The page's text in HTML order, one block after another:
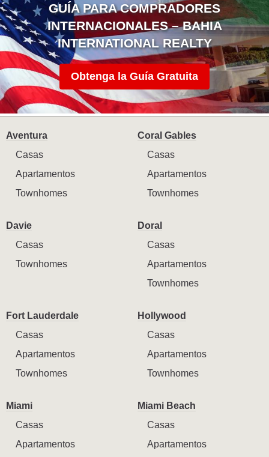
GUÍA PARA COMPRADORES
INTERNACIONALES – BAHIA
INTERNATIONAL REALTY
Obtenga la Guía Gratuita
Aventura
Casas
Apartamentos
Townhomes
Coral Gables
Casas
Apartamentos
Townhomes
Davie
Casas
Townhomes
Doral
Casas
Apartamentos
Townhomes
Fort Lauderdale
Casas
Apartamentos
Townhomes
Hollywood
Casas
Apartamentos
Townhomes
Miami
Casas
Apartamentos
Miami Beach
Casas
Apartamentos